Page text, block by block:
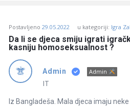
Postavljeno 29.05.2022 u kategoriji: Igra
Da li se djeca smiju igrati
kasniju homoseksualnost ?
Admin Admin
IT
Iz Bangladeša. Mala djeca imaju